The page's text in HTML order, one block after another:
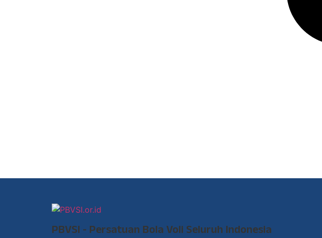
PBVSI - Persatuan Bola Voli Seluruh Indonesia